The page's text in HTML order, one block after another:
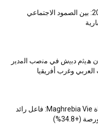
الاقتصاد التونسي 2025: بين الصمود الاجتماعي
ھﯾﺛم دﺑﯾش ﻓﻲ ﻣﻧﺻب اﻟﻣدﯾر
وﻏرب أﻓرﯾﻘﯾﺎ
التأمينات المغربية حياة Maghrebia Vie: فاعل رائد